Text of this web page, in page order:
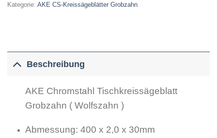
Kategorie: AKE CS-Kreissägeblätter Grobzahn
Beschreibung
AKE Chromstahl Tischkreissägeblatt
Grobzahn ( Wolfszahn )
Abmessung: 400 x 2,0 x 30mm